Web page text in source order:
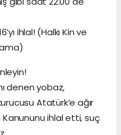
ihlal! (Halkı Kin ve
denen yobaz,
Atatürk’e ağır
ihlal etti, suç